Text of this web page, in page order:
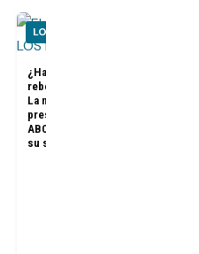
LOST
¿Habrá un
reboot de Lost?
La nueva
presidenta de
ABC dice que es
su sueño